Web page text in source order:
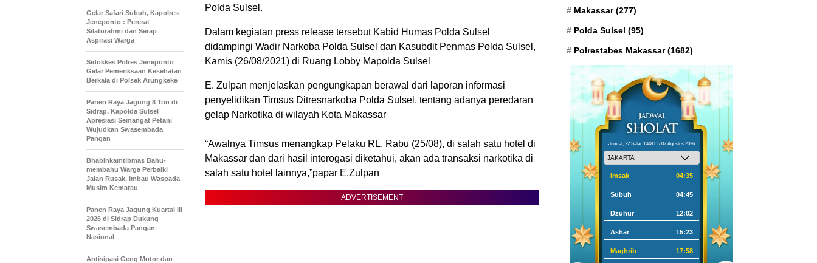
Polda Sulsel.
Dalam kegiatan press release tersebut Kabid Humas Polda Sulsel
didampingi Wadir Narkoba Polda Sulsel dan Kasubdit Penmas Polda Sulsel,
Kamis (26/08/2021) di Ruang Lobby Mapolda Sulsel
E. Zulpan menjelaskan pengungkapan berawal dari laporan informasi
penyelidikan Timsus Ditresnarkoba Polda Sulsel, tentang adanya peredaran
gelap Narkotika di wilayah Kota Makassar
“Awalnya Timsus menangkap Pelaku RL, Rabu (25/08), di salah satu hotel di
Makassar dan dari hasil interogasi diketahui, akan ada transaksi narkotika di
salah satu hotel lainnya,”papar E.Zulpan
ADVERTISEMENT
Gelar Safari Subuh, Kapolres
Jeneponto : Pererat
Silaturahmi dan Serap
Aspirasi Warga
Sidokkes Polres Jeneponto
Gelar Pemeriksaan Kesehatan
Berkala di Polsek Arungkeke
Panen Raya Jagung 8 Ton di
Sidrap, Kapolda Sulsel
Apresiasi Semangat Petani
Wujudkan Swasembada
Pangan
Bhabinkamtibmas Bahu-
membahu Warga Perbaiki
Jalan Rusak, Imbau Waspada
Musim Kemarau
Panen Raya Jagung Kuartal III
2026 di Sidrap Dukung
Swasembada Pangan
Nasional
Antisipasi Geng Motor dan
Makassar(277)
Polda Sulsel (95)
Polrestabes Makassar(1682)
Jum'at, 22 Safar 1448 H / 07 Agustus 2026
Imsak 04:35
Subuh 04:45
Dzuhur 12:02
Ashar 15:23
Maghrib 17:58